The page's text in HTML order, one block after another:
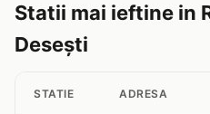
Statii mai ieftine in
Desești
STATIE ADRESA